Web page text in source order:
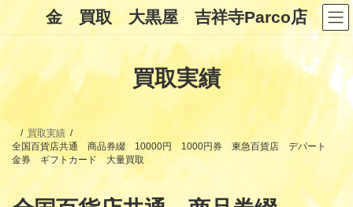
ン
キ
ッ
ー
に
移
金 買取 大黒屋 吉祥寺Parco店
買取実績
買取実績
全国百貨店共通 商品券綴 10000円 1000円券 東急百貨店 デパート
金券 ギフトカード 大量買取